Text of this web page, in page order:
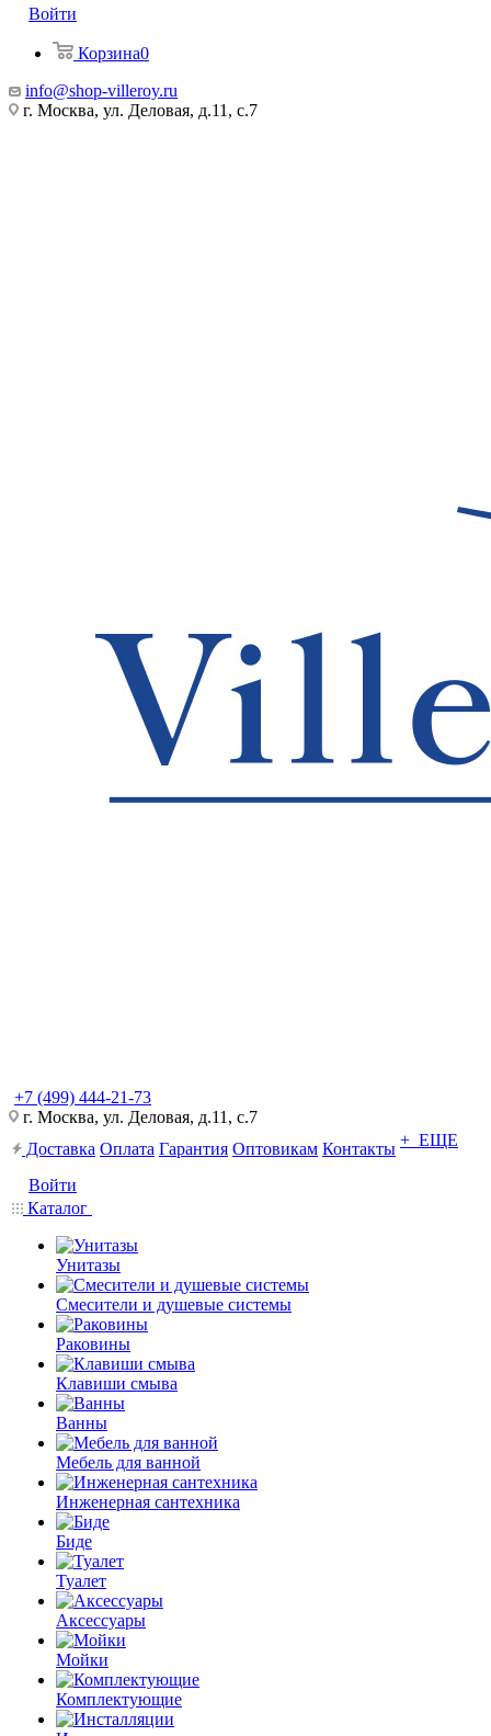
Войти
Корзина0
info@shop-villeroy.ru
г. Москва, ул. Деловая, д.11, с.7
+7 (499) 444-21-73
г. Москва, ул. Деловая, д.11, с.7
Доставка Оплата Гарантия Оптовикам Контакты + ЕЩЕ
Войти
Каталог
Унитазы
Смесители и душевые системы
Раковины
Клавиши смыва
Ванны
Мебель для ванной
Инженерная сантехника
Биде
Туалет
Аксессуары
Мойки
Комплектующие